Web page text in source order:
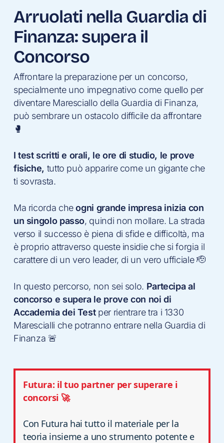
Arruolati nella Guardia di
Finanza: supera il
Concorso
Affrontare la preparazione per un concorso,
specialmente uno impegnativo come quello per
diventare Maresciallo della Guardia di Finanza,
può sembrare un ostacolo difficile da affrontare
🥊
I test scritti e orali, le ore di studio, le prove
fisiche, tutto può apparire come un gigante che
ti sovrasta.
Ma ricorda cheogni grande impresa inizia con
un singolo passo, quindi non mollare. La strada
verso il successo è piena di sfide e difficoltà, ma
è proprio attraverso queste insidie che si forgia il
carattere di un vero leader, di un vero ufficiale 🫡
In questo percorso, non sei solo. Partecipa al
concorso e supera le prove con noi di
Accademia dei Test per rientrare tra i 1330
Marescialli che potranno entrare nella Guardia di
Finanza 🚨
Futura: il tuo partner per superare i
concorsi 🚀
Con Futura hai tutto il materiale per la
teoria insieme a uno strumento potente e